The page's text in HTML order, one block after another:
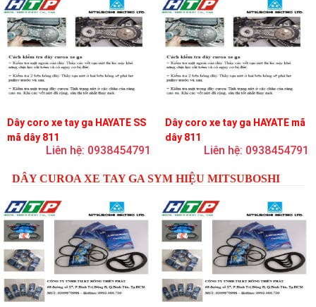
Dây coro xe tay ga HAYATE SS
mã dây 811
Liên hệ: 0938454791
Dây coro xe tay ga HAYATE mã
dây 811
Liên hệ: 0938454791
DÂY CUROA XE TAY GA SYM HIỆU MITSUBOSHI